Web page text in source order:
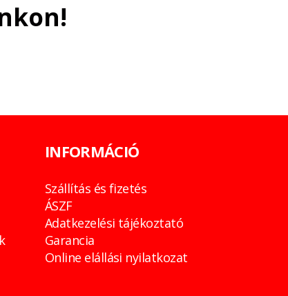
INFORMÁCIÓ
Szállítás és fizetés
ÁSZF
Adatkezelési tájékoztató
Garancia
Online elállási nyilatkozat